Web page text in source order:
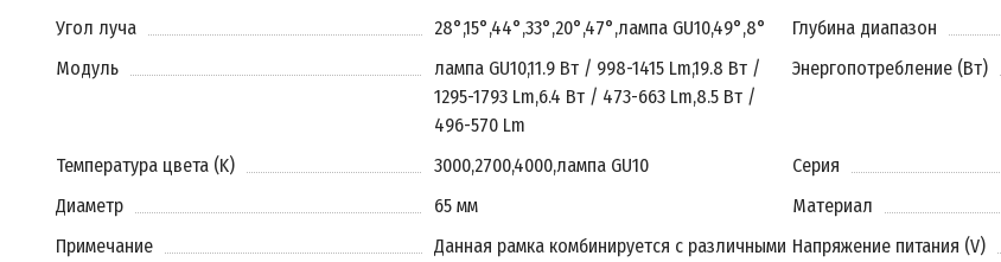
Угол луча
28°15°,44°,33°,20°,47°,лампа GU10,49°,8° Глубина диапазон
Модуль
лампа GU10,11.9 Вт / 998-1415 Lm19.8 Вт /
1295-1793 Lm,6.4 Вт / 473-663 Lm,8.5 Вт /
496-570 Lm
Энергопотребление (Вт)
Температура цвета (K) 3000,2700,4000,лампа GU10 Серия
Диаметр
65 мм Материал
Примечание
Данная рамка комбинируется с различными Напряжение питания (V)